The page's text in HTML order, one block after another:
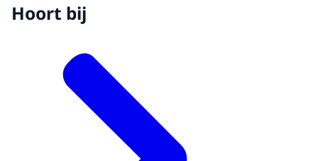
Hoort bij